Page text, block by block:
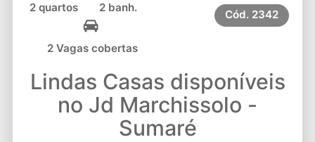
2 quartos 2 banh.
2 Vagas cobertas
Cód. 2342
Lindas Casas disponíveis
no Jd Marchissolo -
Sumaré